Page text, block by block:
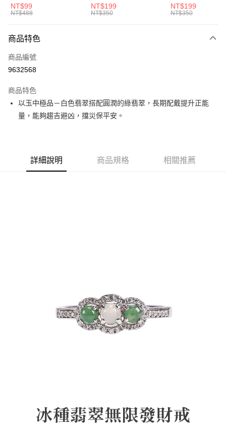
購）Ring Holder
NT$99
NT$488
船型（限海外直購）
Socks
NT$199
NT$350
-船型 （限海外
Socks
NT$199
NT$350
商品特色
商品編號
9632568
商品特色
以玉中極品－白色翡翠搭配圓潤的綠翡翠，長期配戴提升正能
量，能夠趨吉避凶，擋災保平安。
詳細說明 商品規格 相關推薦